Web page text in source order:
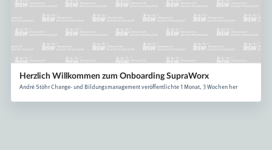
Herzlich Willkommen zum Onboarding SupraWorx
André Stöhr Change- und Bildungsmanagement veröffentlichte 1 Monat, 3 Wochen her